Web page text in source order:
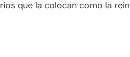
que la colocan como la